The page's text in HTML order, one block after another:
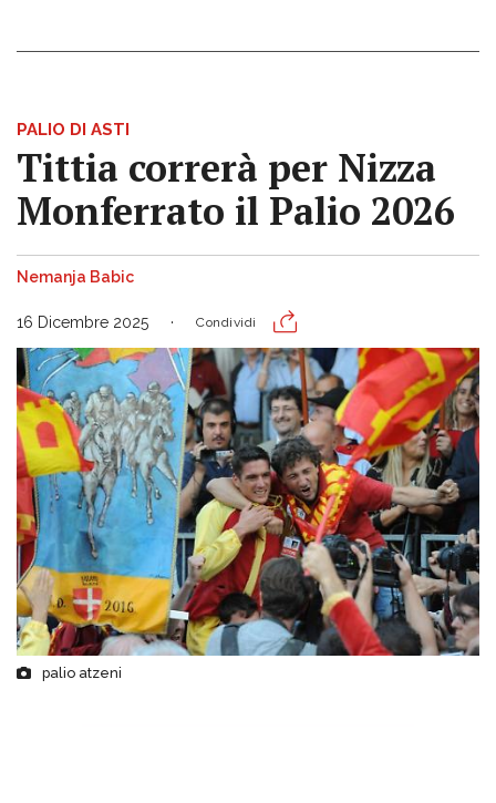
PALIO DI ASTI
Tittia correrà per Nizza
Monferrato il Palio 2026
Nemanja Babic
16 Dicembre 2025 Condividi
palio atzeni